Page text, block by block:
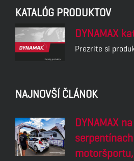
KATALÓG PRODUKTOV
DYNAMAX
Prezrite si
NAJNOVŠÍ ČLÁNOK
DYNAMAX